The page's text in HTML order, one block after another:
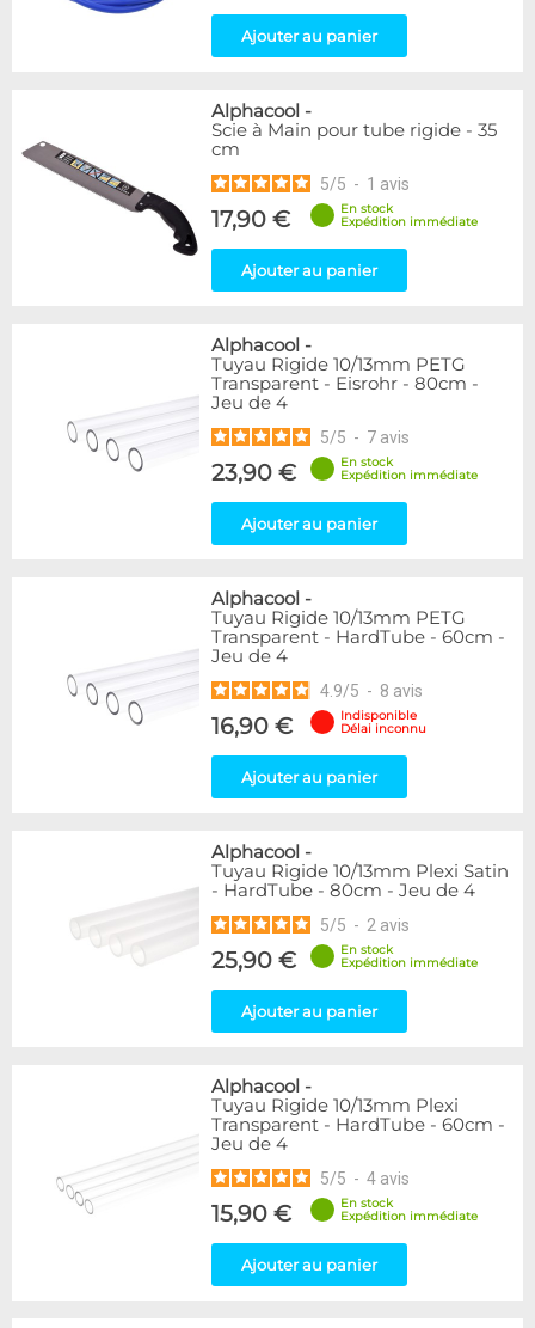
Ajouter au panier
Alphacool -
Scie à Main pour tube rigide - 35
cm
5/5 - 1 avis
17,90 €
En stock
Expédition immédiate
Ajouter au panier
Alphacool -
Tuyau Rigide 10/13mm PETG
Transparent - Eisrohr - 80cm -
Jeu de 4
5/5 - 7 avis
23,90 €
En stock
Expédition immédiate
Ajouter au panier
Alphacool -
Tuyau Rigide 10/13mm PETG
Transparent - HardTube - 60cm -
Jeu de 4
4.9/5 - 8 avis
16,90 €
Indisponible
Délai inconnu
Ajouter au panier
Alphacool -
Tuyau Rigide 10/13mm Plexi Satin
- HardTube - 80cm - Jeu de 4
5/5 - 2 avis
25,90 €
En stock
Expédition immédiate
Ajouter au panier
Alphacool -
Tuyau Rigide 10/13mm Plexi
Transparent - HardTube - 60cm -
Jeu de 4
5/5 - 4 avis
15,90 €
En stock
Expédition immédiate
Ajouter au panier